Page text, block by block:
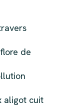
de
aligot cuit